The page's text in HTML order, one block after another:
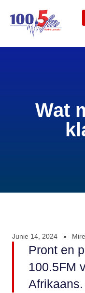
Wat
Junie 14, 2024
Pront en
100.5FM
Afrikaans.